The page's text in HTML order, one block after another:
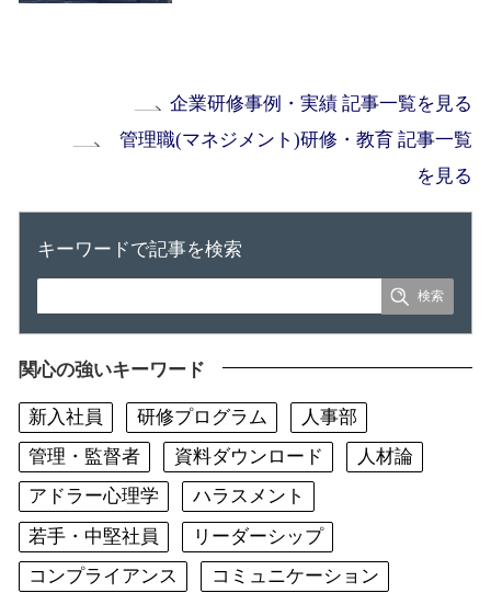
企業研修事例・実績 記事一覧を見る
管理職(マネジメント)研修・教育 記事一覧
を見る
キーワードで記事を検索
関心の強いキーワード
新入社員 研修プログラム
人事部
管理・監督者
資料ダウンロード
人材論
アドラー心理学
ハラスメント
若手・中堅社員
リーダーシップ
コンプライアンス
コミュニケーション